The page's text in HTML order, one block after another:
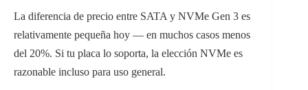
La diferencia de precio entre SATA y NVMe Gen 3 es
relativamente pequeña hoy — en muchos casos menos
del 20%. Si tu placa lo soporta, la elección NVMe es
razonable incluso para uso general.